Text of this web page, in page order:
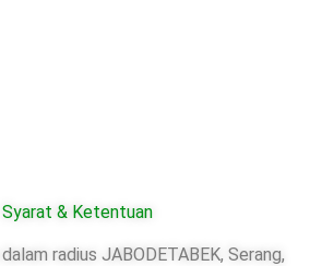
Syarat & Ketentuan
radius JABODETABEK, Serang,